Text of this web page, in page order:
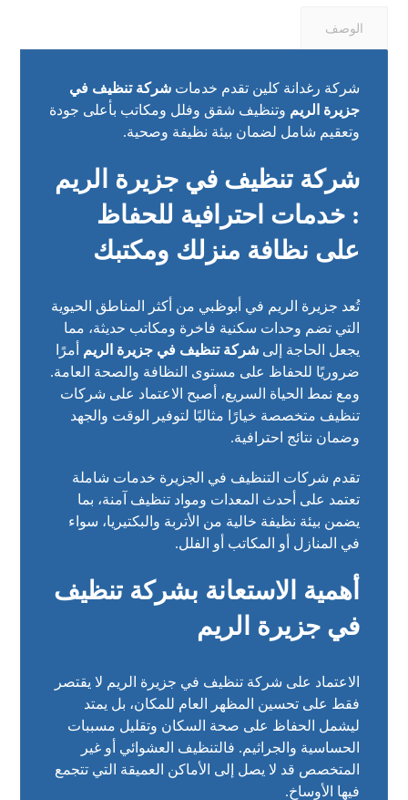
الوصف
شركة رغدانة كلين تقدم خدماتشركة تنظيف في
جزيرة الريم وتنظيف شقق وفلل ومكاتب بأعلى جودة
وتعقيم شامل لضمان بيئة نظيفة وصحية.
شركة تنظيف في جزيرة الريم
: خدمات احترافية للحفاظ
على نظافة منزلك ومكتبك
تُعد جزيرة الريم في أبوظبي من أكثر المناطق الحيوية
التي تضم وحدات سكنية فاخرة ومكاتب حديثة، مما
يجعل الحاجة إلىشركة تنظيف في جزيرة الريم أمرًا
ضروريًا للحفاظ على مستوى النظافة والصحة العامة.
ومع نمط الحياة السريع، أصبح الاعتماد على شركات
تنظيف متخصصة خيارًا مثاليًا لتوفير الوقت والجهد
وضمان نتائج احترافية.
تقدم شركات التنظيف في الجزيرة خدمات شاملة
تعتمد على أحدث المعدات ومواد تنظيف آمنة، بما
يضمن بيئة نظيفة خالية من الأتربة والبكتيريا، سواء
في المنازل أو المكاتب أو الفلل.
أهمية الاستعانة بشركة تنظيف
في جزيرة الريم
الاعتماد على شركة تنظيف في جزيرة الريم لا يقتصر
فقط على تحسين المظهر العام للمكان، بل يمتد
ليشمل الحفاظ على صحة السكان وتقليل مسببات
الحساسية والجراثيم. فالتنظيف العشوائي أو غير
المتخصص قد لا يصل إلى الأماكن العميقة التي تتجمع
فيها الأوساخ.